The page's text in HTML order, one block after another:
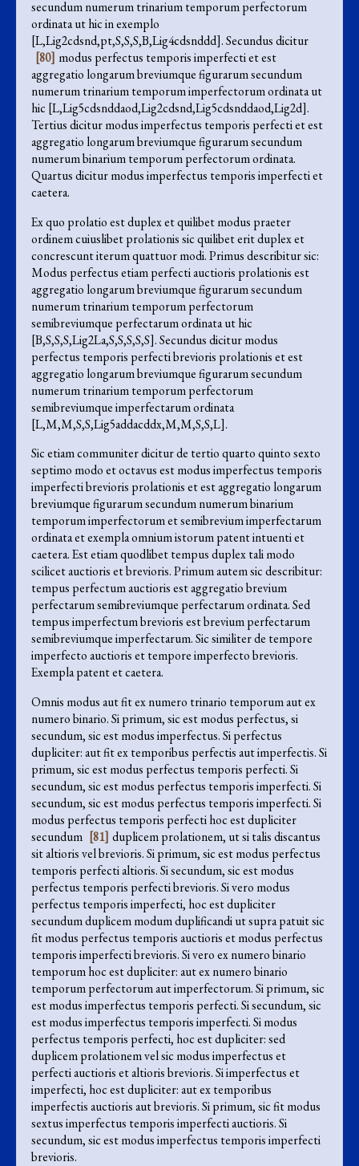
secundum numerum trinarium temporum perfectorum
ordinata ut hic in exemplo
[L,Lig2cdsnd,pt,S,S,S,B,Lig4cdsnddd]. Secundus dicitur
[80] modus perfectus temporis imperfecti et est
aggregatio longarum breviumque figurarum secundum
numerum trinarium temporum imperfectorum ordinata ut
hic [L,Lig5cdsnddaod,Lig2cdsnd,Lig5cdsnddaod,Lig2d].
Tertius dicitur modus imperfectus temporis perfecti et est
aggregatio longarum breviumque figurarum secundum
numerum binarium temporum perfectorum ordinata.
Quartus dicitur modus imperfectus temporis imperfecti et
caetera.
Ex quo prolatio est duplex et quilibet modus praeter
ordinem cuiuslibet prolationis sic quilibet erit duplex et
concrescunt iterum quattuor modi. Primus describitur sic:
Modus perfectus etiam perfecti auctioris prolationis est
aggregatio longarum breviumque figurarum secundum
numerum trinarium temporum perfectorum
semibreviumque perfectarum ordinata ut hic
[B,S,S,S,Lig2La,S,S,S,S,S]. Secundus dicitur modus
perfectus temporis perfecti brevioris prolationis et est
aggregatio longarum breviumque figurarum secundum
numerum trinarium temporum perfectorum
semibreviumque imperfectarum ordinata
[L,M,M,S,S,Lig5addacddx,M,M,S,S,L].
Sic etiam communiter dicitur de tertio quarto quinto sexto
septimo modo et octavus est modus imperfectus temporis
imperfecti brevioris prolationis et est aggregatio longarum
breviumque figurarum secundum numerum binarium
temporum imperfectorum et semibrevium imperfectarum
ordinata et exempla omnium istorum patent intuenti et
caetera. Est etiam quodlibet tempus duplex tali modo
scilicet auctioris et brevioris. Primum autem sic describitur:
tempus perfectum auctioris est aggregatio brevium
perfectarum semibreviumque perfectarum ordinata. Sed
tempus imperfectum brevioris est brevium perfectarum
semibreviumque imperfectarum. Sic similiter de tempore
imperfecto auctioris et tempore imperfecto brevioris.
Exempla patent et caetera.
Omnis modus aut fit ex numero trinario temporum aut ex
numero binario. Si primum, sic est modus perfectus, si
secundum, sic est modus imperfectus. Si perfectus
dupliciter: aut fit ex temporibus perfectis aut imperfectis. Si
primum, sic est modus perfectus temporis perfecti. Si
secundum, sic est modus perfectus temporis imperfecti. Si
secundum, sic est modus perfectus temporis imperfecti. Si
modus perfectus temporis perfecti hoc est dupliciter
secundum [81] duplicem prolationem, ut si talis discantus
sit altioris vel brevioris. Si primum, sic est modus perfectus
temporis perfecti altioris. Si secundum, sic est modus
perfectus temporis perfecti brevioris. Si vero modus
perfectus temporis imperfecti, hoc est dupliciter
secundum duplicem modum duplificandi ut supra patuit sic
fit modus perfectus temporis auctioris et modus perfectus
temporis imperfecti brevioris. Si vero ex numero binario
temporum hoc est dupliciter: aut ex numero binario
temporum perfectorum aut imperfectorum. Si primum, sic
est modus imperfectus temporis perfecti. Si secundum, sic
est modus imperfectus temporis imperfecti. Si modus
perfectus temporis perfecti, hoc est dupliciter: sed
duplicem prolationem vel sic modus imperfectus et
perfecti auctioris et altioris brevioris. Si imperfectus et
imperfecti, hoc est dupliciter: aut ex temporibus
imperfectis auctioris aut brevioris. Si primum, sic fit modus
sextus imperfectus temporis imperfecti auctioris. Si
secundum, sic est modus imperfectus temporis imperfecti
brevioris.